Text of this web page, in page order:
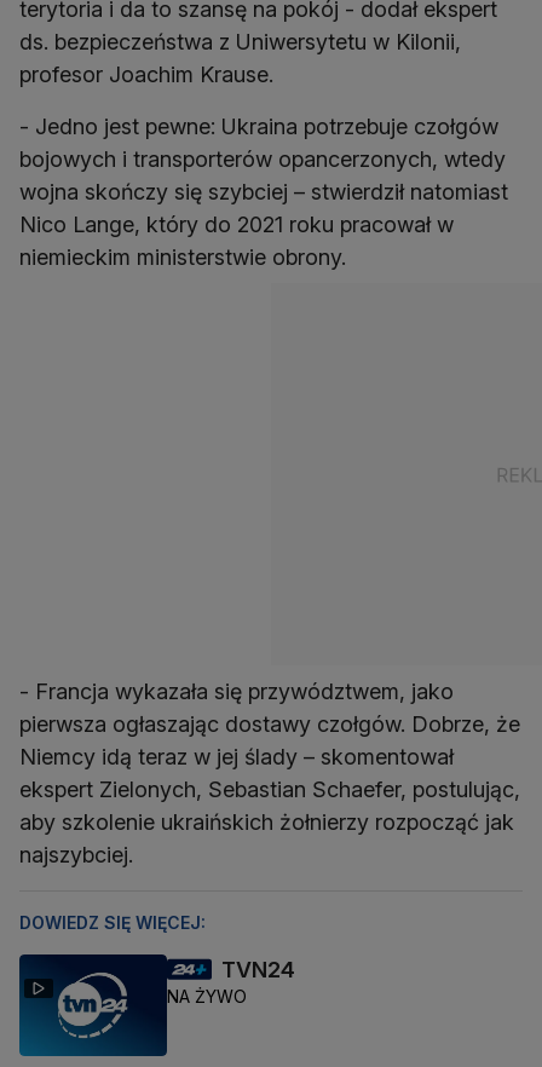
terytoria i da to szansę na pokój - dodał ekspert
ds. bezpieczeństwa z Uniwersytetu w Kilonii,
profesor Joachim Krause.
- Jedno jest pewne: Ukraina potrzebuje czołgów
bojowych i transporterów opancerzonych, wtedy
wojna skończy się szybciej – stwierdził natomiast
Nico Lange, który do 2021 roku pracował w
niemieckim ministerstwie obrony.
- Francja wykazała się przywództwem, jako
pierwsza ogłaszając dostawy czołgów. Dobrze, że
Niemcy idą teraz w jej ślady – skomentował
ekspert Zielonych, Sebastian Schaefer, postulując,
aby szkolenie ukraińskich żołnierzy rozpocząć jak
najszybciej.
DOWIEDZ SIĘ WIĘCEJ:
TVN24
NA ŻYWO